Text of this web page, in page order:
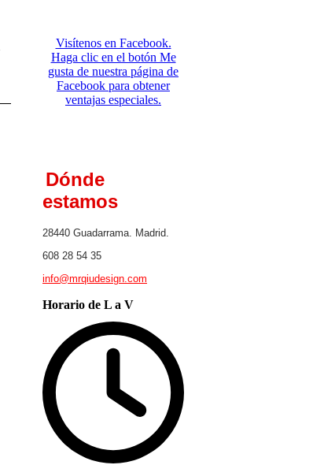
Visítenos en Facebook.
Haga clic en el botón Me
gusta de nuestra página de
Facebook para obtener
ventajas especiales.
Dónde
estamos
28440 Guadarrama. Madrid.
608 28 54 35
info@mrqiudesign.com
Horario de L a V